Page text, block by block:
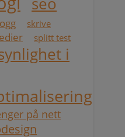
skrive
splitt test
i
på nett